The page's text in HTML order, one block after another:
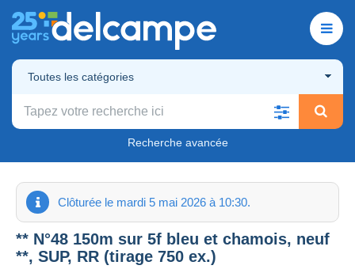
Toutes les catégories
Recherche avancée
Clôturée le mardi 5 mai 2026 à 10:30.
** N°48 150m sur 5f bleu et chamois, neuf
**, SUP, RR (tirage 750 ex.)